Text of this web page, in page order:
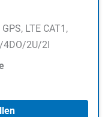
LTE CAT1,
4DO/2U/2I